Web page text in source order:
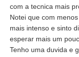
com a tecnica mais
Notei que com
mais intenso e sinto
esperar mais um
Tenho uma duvida e